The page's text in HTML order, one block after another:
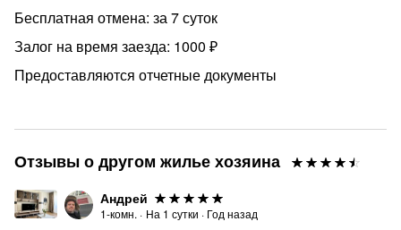
Бесплатная отмена: за 7 суток
Залог на время заезда: 1000 ₽
Предоставляются отчетные документы
Отзывы о другом жилье хозяина
Андрей
1-комн. · На 1 сутки · Год назад